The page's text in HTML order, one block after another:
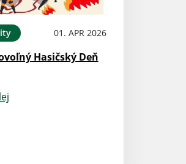
01. APR 2026
Hasičský Deň